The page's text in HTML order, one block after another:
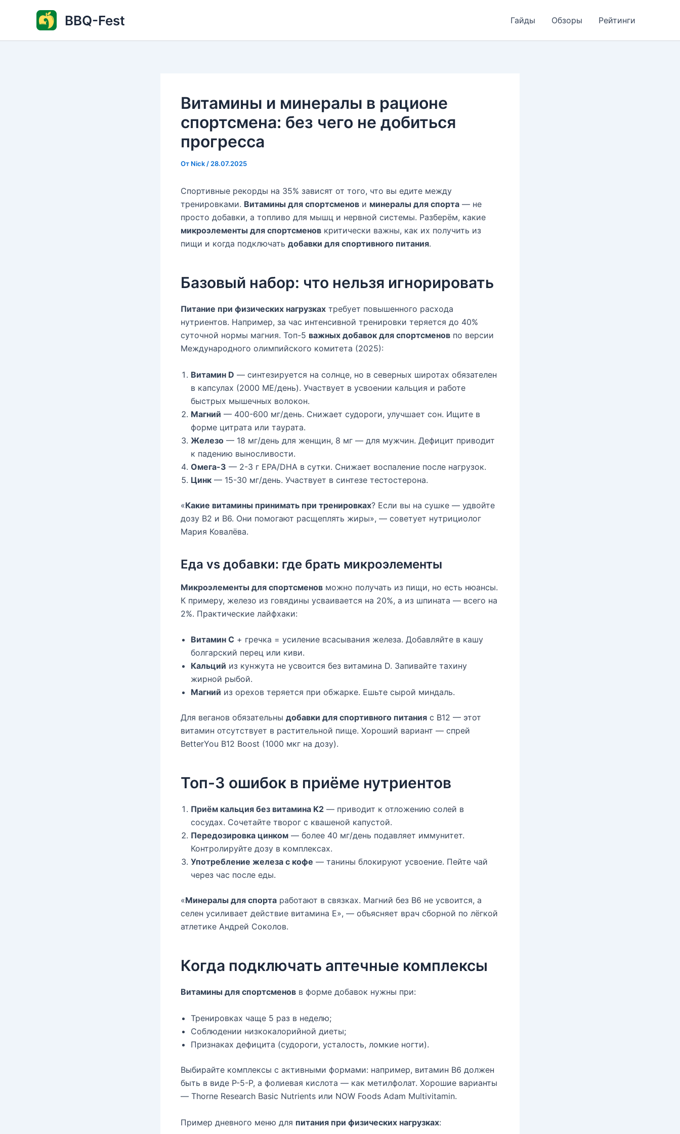
содержимому
BBQ-Fest Гайды Обзоры Рейтинги
Витамины и минералы в рационе
спортсмена: без чего не добиться
прогресса
От Nick / 28.07.2025
Спортивные рекорды на 35% зависят от того, что вы едите между
тренировками. Витамины для спортсменов и минералы для спорта — не
просто добавки, а топливо для мышц и нервной системы. Разберём, какие
микроэлементы для спортсменов критически важны, как их получить из
пищи и когда подключать добавки для спортивного питания.
Базовый набор: что нельзя игнорировать
Питание при физических нагрузках требует повышенного расхода
нутриентов. Например, за час интенсивной тренировки теряется до 40%
суточной нормы магния. Топ-5 важных добавок для спортсменов по версии
Международного олимпийского комитета (2025):
Витамин D — синтезируется на солнце, но в северных широтах обязателен
в капсулах (2000 МЕ/день). Участвует в усвоении кальция и работе
быстрых мышечных волокон.
Магний — 400-600 мг/день. Снижает судороги, улучшает сон. Ищите в
форме цитрата или таурата.
Железо — 18 мг/день для женщин, 8 мг — для мужчин. Дефицит приводит
к падению выносливости.
Омега-3 — 2-3 г EPA/DHA в сутки. Снижает воспаление после нагрузок.
Цинк — 15-30 мг/день. Участвует в синтезе тестостерона.
«Какие витамины принимать при тренировках? Если вы на сушке — удвойте
дозу B2 и B6. Они помогают расщеплять жиры», — советует нутрициолог
Мария Ковалёва.
Еда vs добавки: где брать микроэлементы
Микроэлементы для спортсменов можно получать из пищи, но есть нюансы.
К примеру, железо из говядины усваивается на 20%, а из шпината — всего на
2%. Практические лайфхаки:
Витамин С + гречка = усиление всасывания железа. Добавляйте в кашу
болгарский перец или киви.
Кальций из кунжута не усвоится без витамина D. Запивайте тахину
жирной рыбой.
Магний из орехов теряется при обжарке. Ешьте сырой миндаль.
Для веганов обязательны добавки для спортивного питания с B12 — этот
витамин отсутствует в растительной пище. Хороший вариант — спрей
BetterYou B12 Boost (1000 мкг на дозу).
Топ-3 ошибок в приёме нутриентов
Приём кальция без витамина K2 — приводит к отложению солей в
сосудах. Сочетайте творог с квашеной капустой.
Передозировка цинком — более 40 мг/день подавляет иммунитет.
Контролируйте дозу в комплексах.
Употребление железа с кофе — танины блокируют усвоение. Пейте чай
через час после еды.
«Минералы для спорта работают в связках. Магний без B6 не усвоится, а
селен усиливает действие витамина E», — объясняет врач сборной по лёгкой
атлетике Андрей Соколов.
Когда подключать аптечные комплексы
Витамины для спортсменов в форме добавок нужны при:
Тренировках чаще 5 раз в неделю;
Соблюдении низкокалорийной диеты;
Признаках дефицита (судороги, усталость, ломкие ногти).
Выбирайте комплексы с активными формами: например, витамин B6 должен
быть в виде P-5-P, а фолиевая кислота — как метилфолат. Хорошие варианты
— Thorne Research Basic Nutrients или NOW Foods Adam Multivitamin.
Пример дневного меню для питания при физических нагрузках: